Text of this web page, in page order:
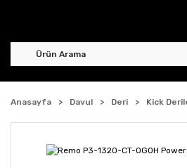
Anasayfa Davul Deri Kick